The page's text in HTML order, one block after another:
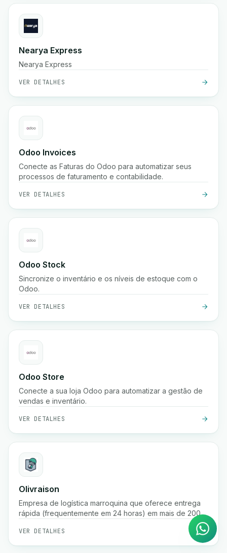
Nearya Express
Nearya Express
VER DETALHES
Odoo Invoices
Conecte as Faturas do Odoo para automatizar seus
processos de faturamento e contabilidade.
VER DETALHES
Odoo Stock
Sincronize o inventário e os níveis de estoque com o
Odoo.
VER DETALHES
Odoo Store
Conecte a sua loja Odoo para automatizar a gestão de
vendas e inventário.
VER DETALHES
Olivraison
Empresa de logística marroquina que oferece entrega
rápida (frequentemente em 24 horas) em mais de 200
cidades, fulfillment de e-commerce, rastreamento de
encomendas em tempo real, gestão de pagamento na
entrega e serviços de armazenamento.
VER DETALHES
WhatsApp